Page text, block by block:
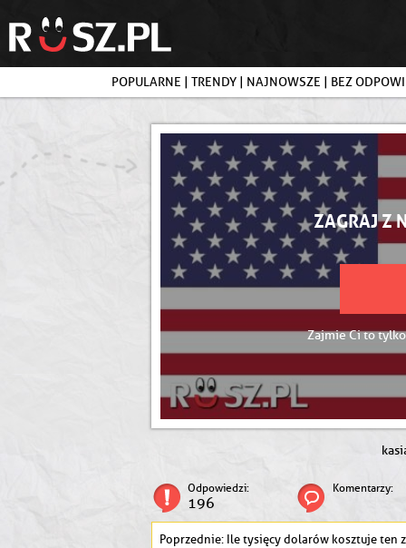
POPULARNE | TRENDY | NAJNOWSZE | BEZ
ZAGRAJ Z
Zajmie Ci to
Odpowiedzi:
196
Komentarzy:
Ile tysięcy dolarów kosztuje ten